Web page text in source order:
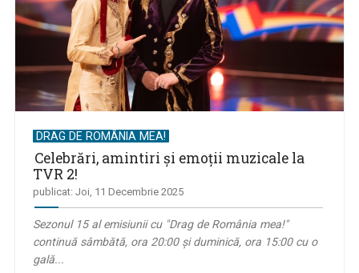
DRAG DE ROMÂNIA MEA!
Celebrări, amintiri şi emoții muzicale la
TVR 2!
publicat: Joi, 11 Decembrie 2025
Sezonul 15 al emisiunii cu "Drag de România mea!"
continuă sâmbătă, ora 20:00 şi duminică, ora 15:00 cu o
gală...